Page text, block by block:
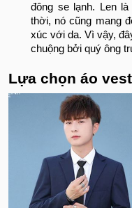
đông se lạnh. Len
thời, nó cũng mang
xúc với da. Vì vậy,
chuộng bởi quý ông
Lựa chọn áo